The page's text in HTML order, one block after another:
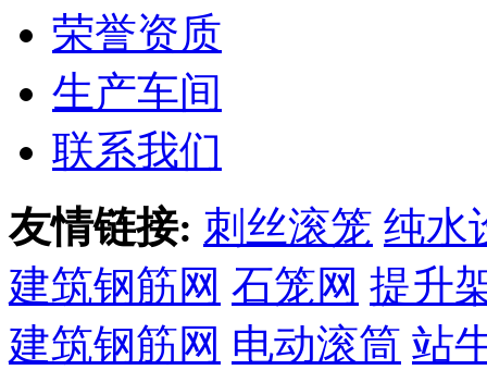
荣誉资质
生产车间
联系我们
友情链接: 刺丝滚笼 纯水
建筑钢筋网 石笼网 提升
建筑钢筋网 电动滚筒 站